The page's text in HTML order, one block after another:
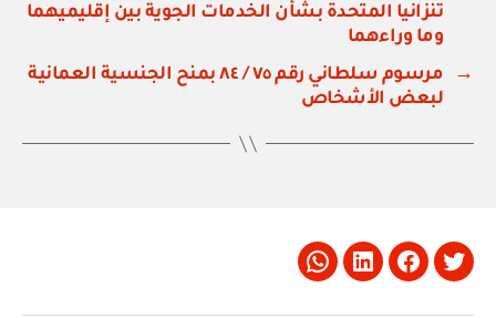
تنزانيا المتحدة بشأن الخدمات الجوية بين إقليميهما
وما وراءهما
→
مرسوم سلطاني رقم ٧٥ / ٨٤ بمنح الجنسية العمانية
لبعض الأشخاص
Twitter
Facebook
LinkedIn
Whatsapp